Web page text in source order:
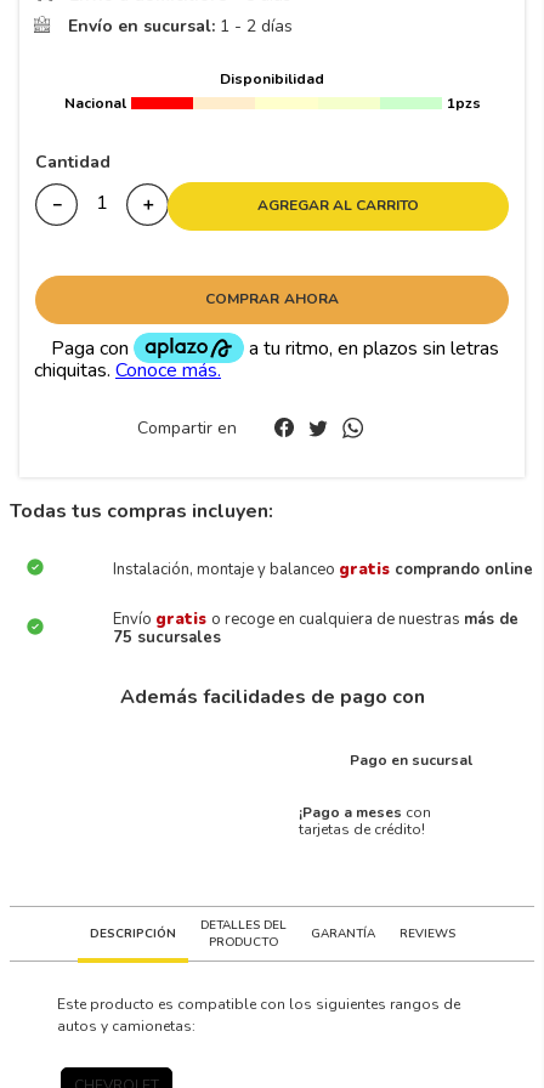
Envío en sucursal: 1 - 2 días
Disponibilidad
Nacional
1pzs
Cantidad
＋
－ AGREGAR AL CARRITO
COMPRAR AHORA
Compartir en
Todas tus compras incluyen:
Instalación, montaje y balanceo gratis comprando online
Envío gratis o recoge en cualquiera de nuestras más de
75 sucursales
Además facilidades de pago con
Pago en sucursal
¡Pago a meses con
tarjetas de crédito!
DESCRIPCIÓN
DETALLES DEL
PRODUCTO
GARANTÍA REVIEWS
Este producto es compatible con los siguientes rangos de
autos y camionetas: